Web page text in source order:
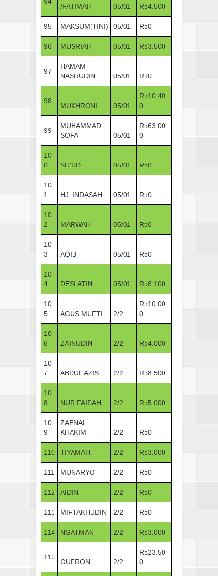
/FATIMAH
05/01 Rp4.500
95 MAKSUM(TINI) 05/01 Rp0
96 MUSRIAH 05/01 Rp3.500
97
HAMAM
NASRUDIN
05/01 Rp0
98
MUKHRONI 05/01
Rp10.40
0
99
MUHAMMAD
SOFA
05/01
Rp63.00
0
10
0
SU'UD 05/01 Rp0
10
1
HJ. INDASAH 05/01 Rp0
10
2
MARWAH 05/01 Rp0
10
3
AQIB 05/01 Rp0
10
4
DESI ATIN 05/01 Rp8.100
10
5
AGUS MUFTI 2/2
Rp10.00
0
10
6
ZAINUDIN 2/2 Rp4.000
10
7
ABDUL AZIS 2/2 Rp8.500
10
8
NUR FAIDAH 2/2 Rp5.000
10
9
ZAENAL
KHAKIM
2/2 Rp0
110 TIYAMAH 2/2 Rp3.000
111 MUNARYO 2/2 Rp0
112 AIDIN 2/2 Rp0
113 MIFTAKHUDIN 2/2 Rp0
114 NGATMAN 2/2 Rp3.000
115
GUFRON 2/2
Rp23.50
0